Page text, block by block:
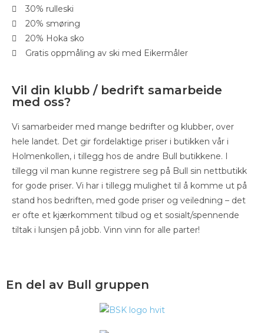
30% rulleski
20% smøring
20% Hoka sko
Gratis oppmåling av ski med Eikermåler
Vil din klubb / bedrift samarbeide
med oss?
Vi samarbeider med mange bedrifter og klubber, over
hele landet. Det gir fordelaktige priser i butikken vår i
Holmenkollen, i tillegg hos de andre Bull butikkene. I
tillegg vil man kunne registrere seg på Bull sin nettbutikk
for gode priser. Vi har i tillegg mulighet til å komme ut på
stand hos bedriften, med gode priser og veiledning – det
er ofte et kjærkomment tilbud og et sosialt/spennende
tiltak i lunsjen på jobb. Vinn vinn for alle parter!
En del av Bull gruppen